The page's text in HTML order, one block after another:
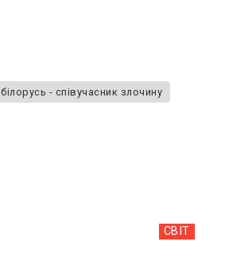
білорусь - співучасник злочину
СВІТ